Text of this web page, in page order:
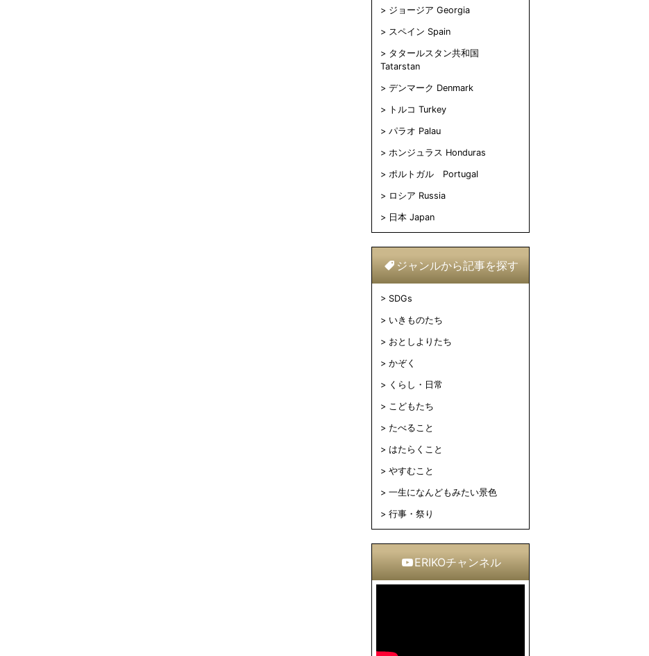
ジョージア Georgia
スペイン Spain
タタールスタン共和国
Tatarstan
デンマーク Denmark
トルコ Turkey
パラオ Palau
ホンジュラス Honduras
ポルトガル Portugal
ロシア Russia
日本 Japan
ジャンルから記事を探す
SDGs
いきものたち
おとしよりたち
かぞく
くらし・日常
こどもたち
たべること
はたらくこと
やすむこと
一生になんどもみたい景色
行事・祭り
ERIKOチャンネル